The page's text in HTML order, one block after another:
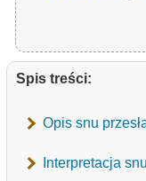
Spis treści:
Opis snu
Interpretacja